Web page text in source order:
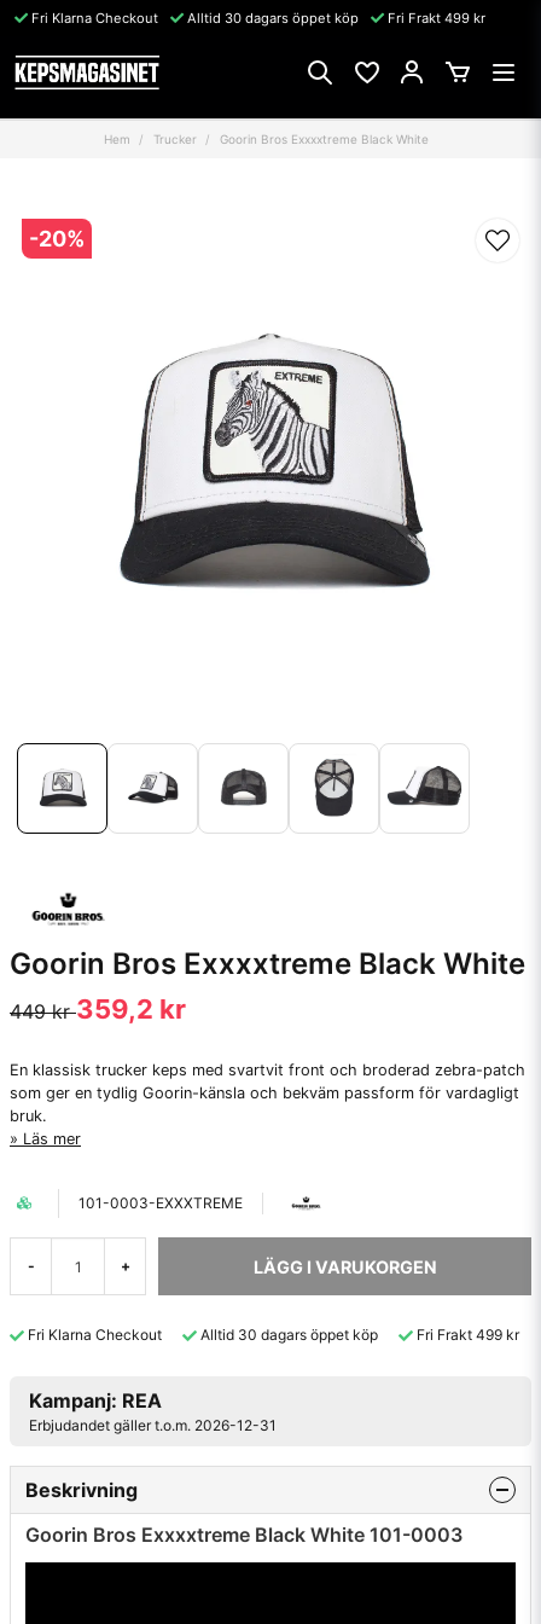
Fri Klarna Checkout Alltid 30 dagars öppet köp Fri Frakt 499 kr
Hem Trucker Goorin Bros Exxxxtreme Black White
-20%
Goorin Bros Exxxxtreme Black White
449 kr359,2 kr
En klassisk trucker keps med svartvit front och broderad zebra-patch
som ger en tydlig Goorin-känsla och bekväm passform för vardagligt
bruk.
Läs mer
101-0003-EXXXTREME
- + LÄGG I VARUKORGEN
Fri Klarna Checkout Alltid 30 dagars öppet köp Fri Frakt 499 kr
Kampanj: REA
Erbjudandet gäller t.o.m. 2026-12-31
Beskrivning
Goorin Bros Exxxxtreme Black White 101-0003